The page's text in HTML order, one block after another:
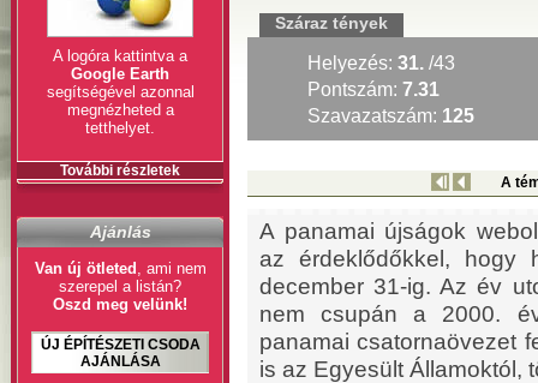
Száraz tények
Helyezés: 31. /43
Pontszám: 7.31
Szavazatszám: 125
A
A panamai újságok
az érdeklődőkkel,
december 31-ig. Az év
nem csupán a 2000.
panamai csatornaövezet
is az Egyesült Államoktól,
A logóra kattintva a
Google Earth
segítségével azonnal
megnézheted a
tetthelyet.
További részletek
Ajánlás
Van új ötleted , ami nem
szerepel a listán?
Oszd meg velünk!
ÚJ ÉPÍTÉSZETI CSODA
AJÁNLÁSA